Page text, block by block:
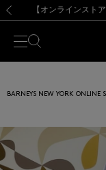
【夏季休業に
熊本県を中心と
【開催中
【夏季休業に
BARNEYS NEW YORK ONLINE